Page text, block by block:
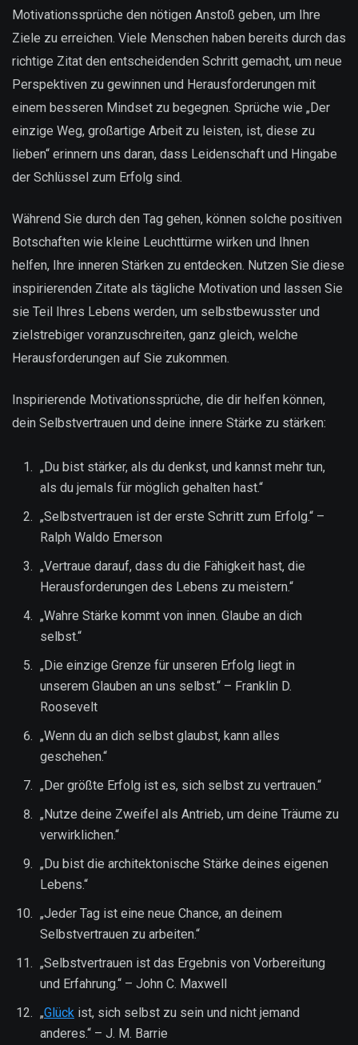
Motivationssprüche den nötigen Anstoß geben, um Ihre
Ziele zu erreichen. Viele Menschen haben bereits durch das
richtige Zitat den entscheidenden Schritt gemacht, um neue
Perspektiven zu gewinnen und Herausforderungen mit
einem besseren Mindset zu begegnen. Sprüche wie „Der
einzige Weg, großartige Arbeit zu leisten, ist, diese zu
lieben“ erinnern uns daran, dass Leidenschaft und Hingabe
der Schlüssel zum Erfolg sind.
Während Sie durch den Tag gehen, können solche positiven
Botschaften wie kleine Leuchttürme wirken und Ihnen
helfen, Ihre inneren Stärken zu entdecken. Nutzen Sie diese
inspirierenden Zitate als tägliche Motivation und lassen Sie
sie Teil Ihres Lebens werden, um selbstbewusster und
zielstrebiger voranzuschreiten, ganz gleich, welche
Herausforderungen auf Sie zukommen.
Inspirierende Motivationssprüche, die dir helfen können,
dein Selbstvertrauen und deine innere Stärke zu stärken:
„Du bist stärker, als du denkst, und kannst mehr tun,
als du jemals für möglich gehalten hast.“
„Selbstvertrauen ist der erste Schritt zum Erfolg.“ –
Ralph Waldo Emerson
„Vertraue darauf, dass du die Fähigkeit hast, die
Herausforderungen des Lebens zu meistern.“
„Wahre Stärke kommt von innen. Glaube an dich
selbst.“
„Die einzige Grenze für unseren Erfolg liegt in
unserem Glauben an uns selbst.“ – Franklin D.
Roosevelt
„Wenn du an dich selbst glaubst, kann alles
geschehen.“
„Der größte Erfolg ist es, sich selbst zu vertrauen.“
„Nutze deine Zweifel als Antrieb, um deine Träume zu
verwirklichen.“
„Du bist die architektonische Stärke deines eigenen
Lebens.“
„Jeder Tag ist eine neue Chance, an deinem
Selbstvertrauen zu arbeiten.“
„Selbstvertrauen ist das Ergebnis von Vorbereitung
und Erfahrung.“ – John C. Maxwell
„Glück ist, sich selbst zu sein und nicht jemand
anderes.“ – J. M. Barrie